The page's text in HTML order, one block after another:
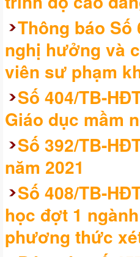
Thông báo
nghị hưởng và
viên sư phạm
Số 404/TB-
Giáo dục mầm
Số 392/TB-
năm 2021
Số 408/TB-
học đợt 1
phương thức